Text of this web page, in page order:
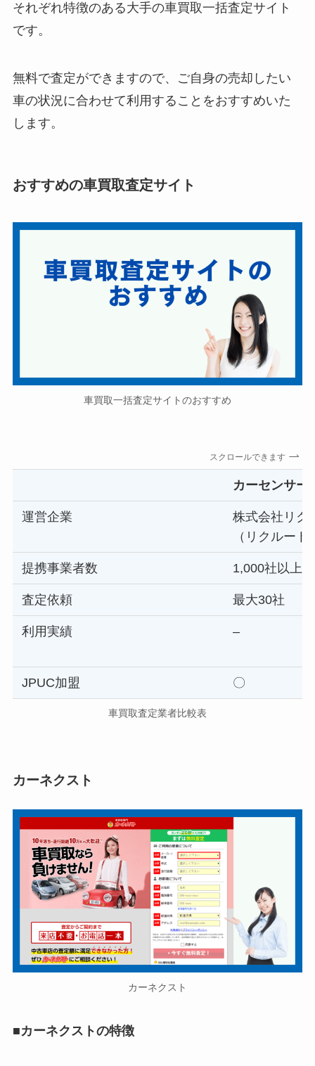
それぞれ特徴のある大手の車買取一括査定サイト
です。
無料で査定ができますので、ご自身の売却したい
車の状況に合わせて利用することをおすすめいた
します。
おすすめの車買取査定サイト
車買取一括査定サイトのおすすめ
スクロールできます
カーセンサー
運営企業
株式会社リク
（リクルー
提携事業者数 1,000社以上
査定依頼 最大30社
利用実績 –
JPUC加盟 〇
車買取査定業者比較表
カーネクスト
カーネクスト
■カーネクストの特徴